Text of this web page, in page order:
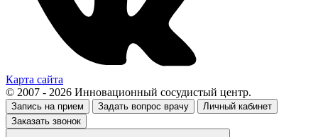
Карта сайта
© 2007 - 2026 Инновационный сосудистый центр.
Запись на прием Задать вопрос врачу
Личный кабинет
Заказать звонок